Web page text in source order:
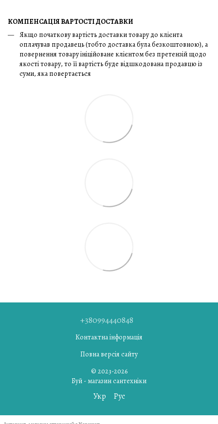
КОМПЕНСАЦІЯ ВАРТОСТІ ДОСТАВКИ
Якщо початкову вартість доставки товару до клієнта
оплачував продавець (тобто доставка була безкоштовною), а
повернення товару ініційоване клієнтом без претензій щодо
якості товару, то її вартість буде відшкодована продавцю із
суми, яка повертається
+380994440848
Контактна інформація
Повна версія сайту
© 2023-2026
Буй - магазин сантехніки
Укр Рус